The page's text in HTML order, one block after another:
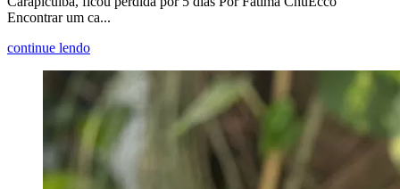
Encontrar um ca...
continue lendo